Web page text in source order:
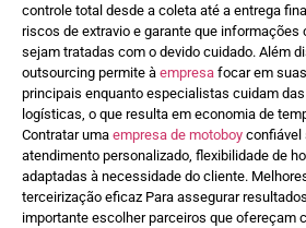
controle total desde a coleta até a entrega
riscos de extravio e garante que informações
sejam tratadas com o devido cuidado. Além
outsourcing permite à empresa focar em
principais enquanto especialistas cuidam
logísticas, o que resulta em economia de
Contratar uma empresa de motoboy confiável
atendimento personalizado, flexibilidade de
adaptadas à necessidade do cliente.
terceirização eficaz Para assegurar
importante escolher parceiros que ofereçam